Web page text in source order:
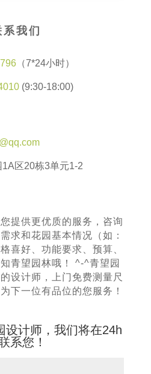
系我们
（7*24小时）
(9:30-18:00)
区20栋3单元1-2
提供更优质的服务，咨询
求和花园基本情况（如：
喜好、功能要求、预算、
青望园林哦！ ^-^青望园
设计师，上门免费测量尺
下一位有品位的您服务！
设计师，我们将在24h
系您！